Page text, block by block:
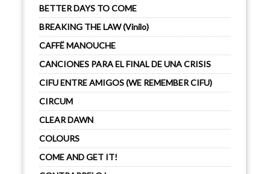
BETTER DAYS TO COME
BREAKING THE LAW (Vinilo)
CAFFË MANOUCHE
CANCIONES PARA EL FINAL DE UNA CRISIS
CIFU ENTRE AMIGOS (WE REMEMBER CIFU)
CIRCUM
CLEAR DAWN
COLOURS
COME AND GET IT!